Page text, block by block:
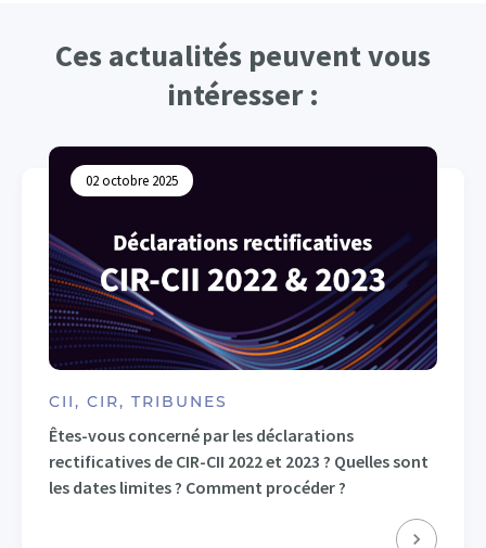
Ces actualités peuvent vous
intéresser :
02 octobre 2025
CII, CIR, TRIBUNES
Êtes-vous concerné par les déclarations
rectificatives de CIR-CII 2022 et 2023 ? Quelles sont
les dates limites ? Comment procéder ?